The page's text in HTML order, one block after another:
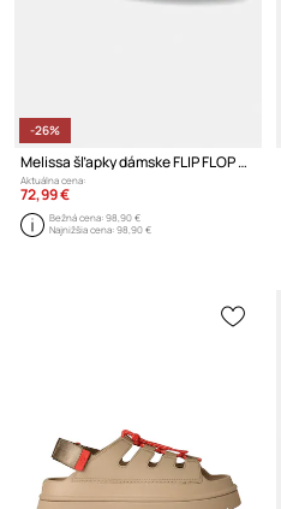
-26%
Melissa šľapky dámske FLIP FLOP SLIM + GANNI AD
Aktuálna cena:
72,99 €
Bežná cena:98,90 €
Najnižšia cena:98,90 €